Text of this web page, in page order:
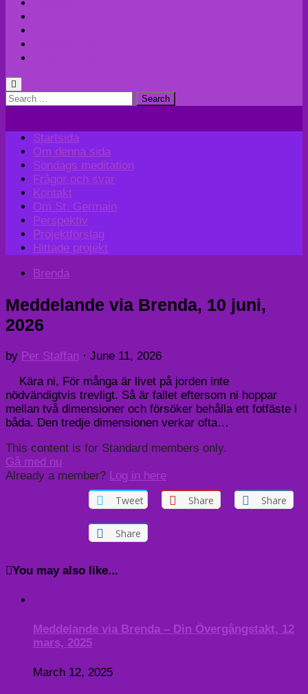
Search
Startsida
Om denna sida
Söndags meditation
Frågor och svar
Kontakt
Om St. Germain
Perspektiv
Projektförslag
Hittade projekt
Brenda
Meddelande via Brenda, 10 juni,
2026
by Per Staffan · June 11, 2026
Kära ni, För många är livet på jorden inte
nödvändigtvis trevligt. Så är fallet eftersom ni hoppar
mellan två dimensioner och försöker behålla ett fotfäste i
båda. Den tredje dimensionen verkar ofta…
This content is for Standard members only.
Gå med nu
Already a member? Log in here
Tweet
Share Share
Share
You may also like...
Meddelande via Brenda – Din Övergångstakt, 12
mars, 2025
March 12, 2025